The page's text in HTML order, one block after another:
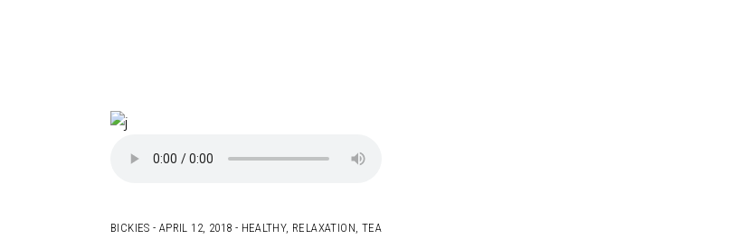
BICKIES APRIL 12, 2018 HEALTHY, RELAXATION TEA